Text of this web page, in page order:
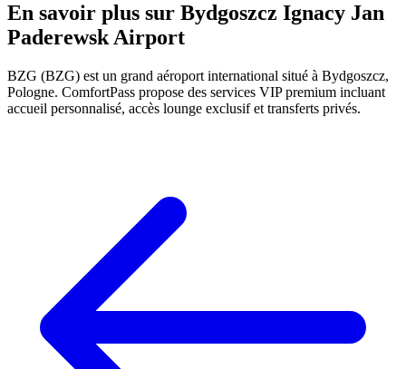
En savoir plus sur Bydgoszcz Ignacy Jan
Paderewsk Airport
BZG (BZG) est un grand aéroport international situé à Bydgoszcz,
Pologne. ComfortPass propose des services VIP premium incluant
accueil personnalisé, accès lounge exclusif et transferts privés.